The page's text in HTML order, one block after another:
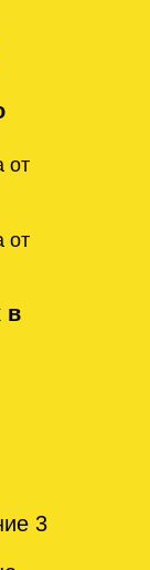
от
от
в
3